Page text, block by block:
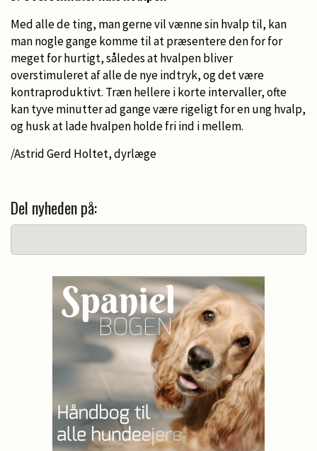
Med alle de ting, man gerne vil vænne sin hvalp til, kan
man nogle gange komme til at præsentere den for for
meget for hurtigt, således at hvalpen bliver
overstimuleret af alle de nye indtryk, og det være
kontraproduktivt. Træn hellere i korte intervaller, ofte
kan tyve minutter ad gange være rigeligt for en ung hvalp,
og husk at lade hvalpen holde fri ind i mellem.
/Astrid Gerd Holtet, dyrlæge
Del nyheden på: